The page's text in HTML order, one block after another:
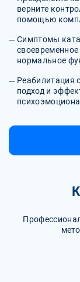
верните
помощью
Симптомы
своевременное
нормальное
Реабилитация
подход и